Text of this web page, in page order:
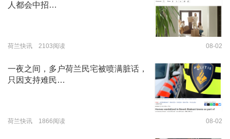
人都会中招…
荷兰快讯 2103阅读 08-02
一夜之间，多户荷兰民宅被喷满脏话，
只因支持难民…
荷兰快讯 1866阅读 08-02